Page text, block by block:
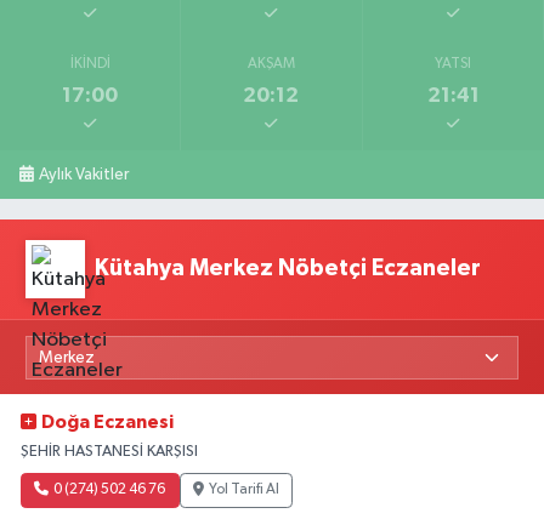
İKINDI
17:00
AKŞAM
20:12
YATSI
21:41
Aylık Vakitler
Kütahya Merkez Nöbetçi Eczaneler
Doğa Eczanesi
ŞEHİR HASTANESİ KARŞISI
0 (274) 502 46 76 Yol Tarifi Al